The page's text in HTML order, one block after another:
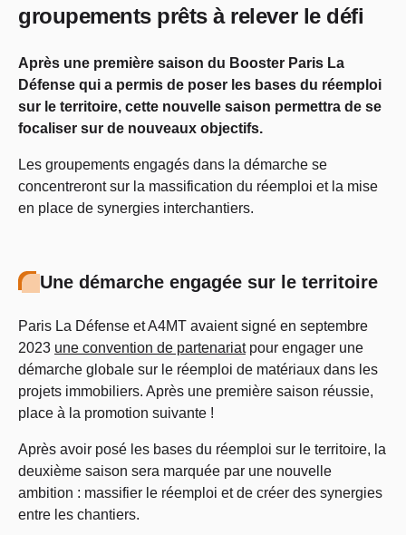
groupements prêts à relever le défi
Après une première saison du Booster Paris La
Défense qui a permis de poser les bases du réemploi
sur le territoire, cette nouvelle saison permettra de se
focaliser sur de nouveaux objectifs.
Les groupements engagés dans la démarche se
concentreront sur la massification du réemploi et la mise
en place de synergies interchantiers.
Une démarche engagée sur le territoire
Paris La Défense et A4MT avaient signé en septembre
2023 une convention de partenariatpour engager une
démarche globale sur le réemploi de matériaux dans les
projets immobiliers. Après une première saison réussie,
place à la promotion suivante !
Après avoir posé les bases du réemploi sur le territoire, la
deuxième saison sera marquée par une nouvelle
ambition : massifier le réemploi et de créer des synergies
entre les chantiers.